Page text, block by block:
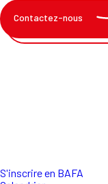
Contactez-nous
S'inscrire en BAFA